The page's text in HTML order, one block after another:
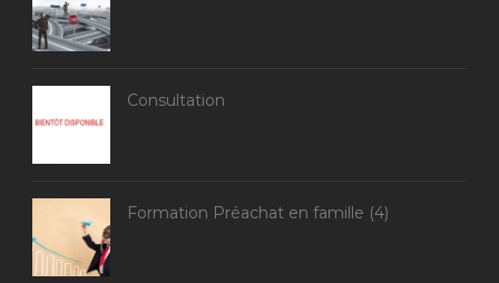
Consultation
Formation Préachat en famille (4)